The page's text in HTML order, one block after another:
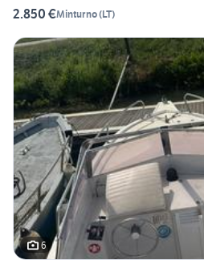
2.850 €Minturno(LT)
6